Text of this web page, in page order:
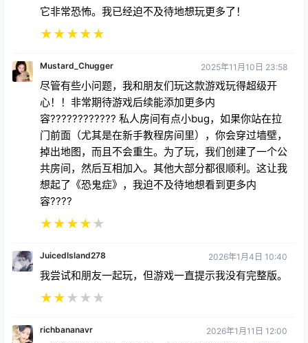
它非常恐怖。我已经迫不及待地想玩更多了！
★★★★★
Mustard_Chugger 2025年11月10日 23:58
尽管有些小问题，我和朋友们玩这款游戏玩得超级开
心！！非常期待游戏后续能添加更多内
容???????????? 私人房间有点小bug，如果你站在拉
门前面（尤其是在新手教程房间里），你会穿过墙壁，
掉出地图，而且不会重生。为了玩，我们创建了一个公
共房间，然后互相加入。其他大部分都很顺利。这让我
想起了《恐鬼症》，我迫不及待地想看到更多内
容????
★★★★★
JuicedIsland278 2026年1月4日 10:40
我尝试和朋友一起玩，但游戏一直提示我没有完整版。
★★★ ★ ★
richbananavr 2026年1月11日 12:00